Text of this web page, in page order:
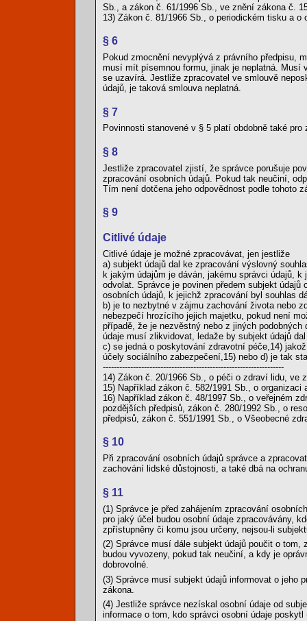
Sb., a zákon č. 61/1996 Sb., ve znění zákona č.
13) Zákon č. 81/1966 Sb., o periodickém tisku a
§ 6
Pokud zmocnění nevyplývá z právního předpisu,
musí mít písemnou formu, jinak je neplatná. Musí
se uzavírá. Jestliže zpracovatel ve smlouvě
údajů, je taková smlouva neplatná.
§ 7
Povinnosti stanovené v § 5 platí obdobně také pro
§ 8
Jestliže zpracovatel zjistí, že správce porušuje
zpracování osobních údajů. Pokud tak neučiní,
Tím není dotčena jeho odpovědnost podle tohoto
§ 9
Citlivé údaje
Citlivé údaje je možné zpracovávat, jen jestliže
a) subjekt údajů dal ke zpracování výslovný
k jakým údajům je dáván, jakému správci údajů,
odvolat. Správce je povinen předem subjekt
osobních údajů, k jejichž zpracování byl souhlas
b) je to nezbytné v zájmu zachování života nebo
nebezpečí hrozícího jejich majetku, pokud není
případě, že je nezvěstný nebo z jiných
údaje musí zlikvidovat, ledaže by subjekt údajů
c) se jedná o poskytování zdravotní péče,14)
účely sociálního zabezpečení,15) nebo d) je tak
------------------------------------------------------------------
14) Zákon č. 20/1966 Sb., o péči o zdraví lidu, ve
15) Například zákon č. 582/1991 Sb., o
16) Například zákon č. 48/1997 Sb., o veřejném
pozdějších předpisů, zákon č. 280/1992 Sb., o
předpisů, zákon č. 551/1991 Sb., o Všeobecné
§ 10
Při zpracování osobních údajů správce a
zachování lidské důstojnosti, a také dbá na
§ 11
(1) Správce je před zahájením zpracování
pro jaký účel budou osobní údaje zpracovávány,
zpřístupněny či komu jsou určeny, nejsou-li
(2) Správce musí dále subjekt údajů poučit o tom,
budou vyvozeny, pokud tak neučiní, a kdy je
dobrovolné.
(3) Správce musí subjekt údajů informovat o jeho
zákona.
(4) Jestliže správce nezískal osobní údaje od
informace o tom, kdo správci osobní údaje poskytl